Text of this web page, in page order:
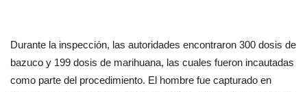
Durante la inspección, las autoridades encontraron 300 dosis de
bazuco y 199 dosis de marihuana, las cuales fueron incautadas
como parte del procedimiento. El hombre fue capturado en